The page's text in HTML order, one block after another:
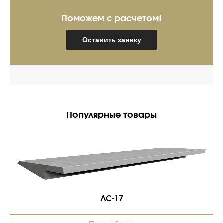
Поможем с расчетом!
Оставить заявку
Популярные товары
ЛС-17